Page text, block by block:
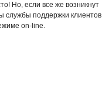
Но, если все же возникнут
службы поддержки клиентов
on-line.